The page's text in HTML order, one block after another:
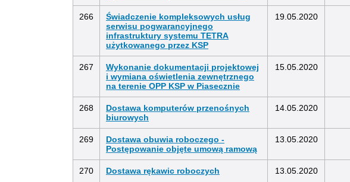
266
Świadczenie kompleksowych usług
serwisu pogwarancyjnego
infrastruktury systemu TETRA
użytkowanego przez KSP
19.05.2020
267
Wykonanie dokumentacji projektowej
i wymiana oświetlenia zewnętrznego
na terenie OPP KSP w Piasecznie
15.05.2020
268
Dostawa komputerów przenośnych
biurowych
14.05.2020
269
Dostawa obuwia roboczego -
Postępowanie objęte umową ramową
13.05.2020
270 Dostawa rękawic roboczych 13.05.2020